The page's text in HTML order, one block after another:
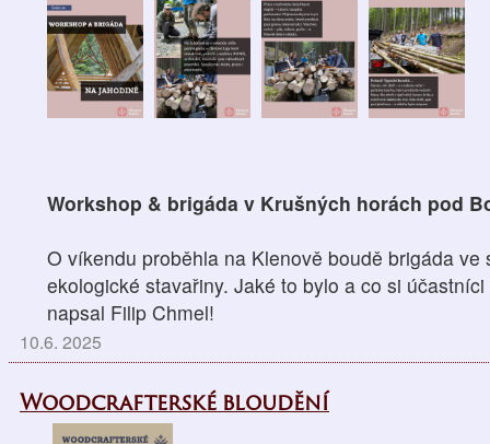
Workshop & brigáda v Krušných horách pod
O víkendu proběhla na Klenově boudě brigáda ve
ekologické stavařiny. Jaké to bylo a co si
napsal Filip Chmel!
10.6. 2025
Woodcrafterské bloudění